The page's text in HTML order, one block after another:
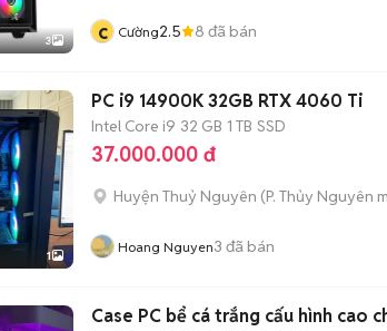
3 c Cường2.5 8 đã bán
1
PC i9 14900K 32GB RTX 4060 Ti
Intel Core i9 32 GB 1 TB SSD
37.000.000 đ
Huyện Thuỷ Nguyên (P. Thủy Nguyên
Hoang Nguyen3 đã bán
Case PC bể cá trắng cấu hình cao